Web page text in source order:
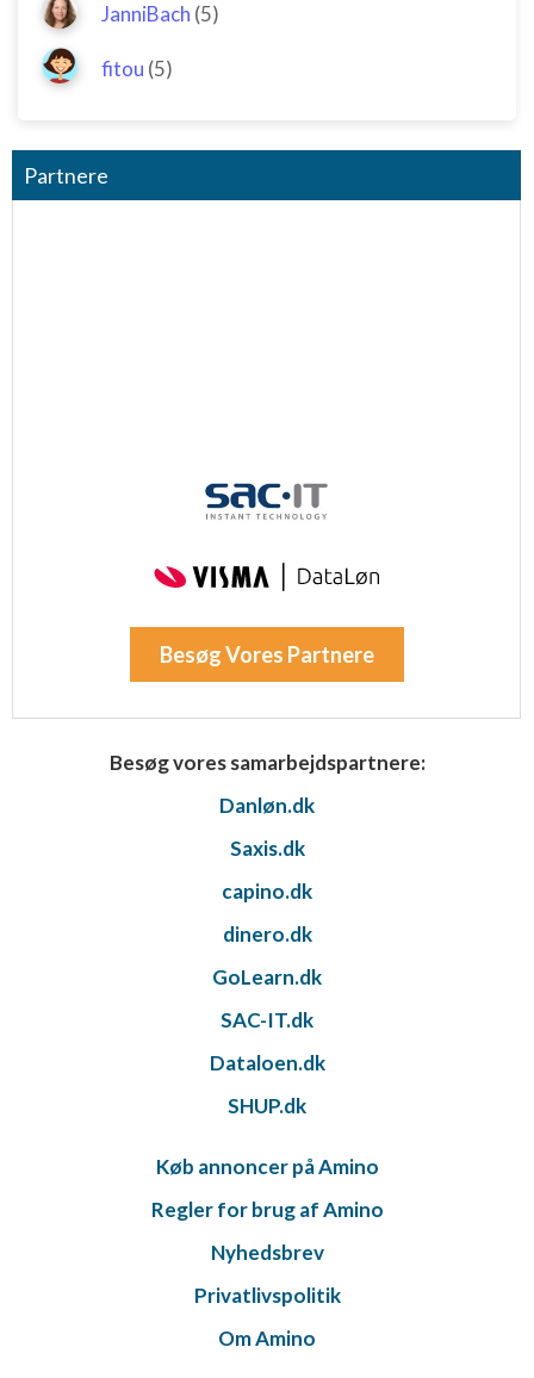
JanniBach (5)
fitou (5)
Partnere
Besøg Vores Partnere
Besøg vores samarbejdspartnere:
Danløn.dk
Saxis.dk
capino.dk
dinero.dk
GoLearn.dk
SAC-IT.dk
Dataloen.dk
SHUP.dk
Køb annoncer på Amino
Regler for brug af Amino
Nyhedsbrev
Privatlivspolitik
Om Amino